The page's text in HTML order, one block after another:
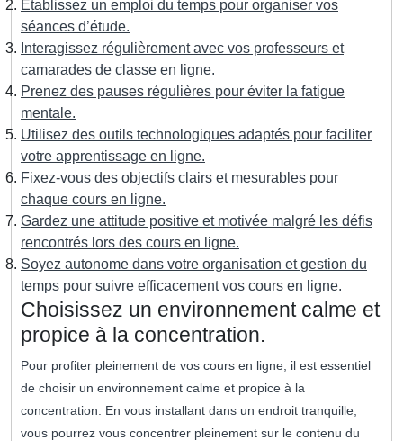
Établissez un emploi du temps pour organiser vos
séances d’étude.
Interagissez régulièrement avec vos professeurs et
camarades de classe en ligne.
Prenez des pauses régulières pour éviter la fatigue
mentale.
Utilisez des outils technologiques adaptés pour faciliter
votre apprentissage en ligne.
Fixez-vous des objectifs clairs et mesurables pour
chaque cours en ligne.
Gardez une attitude positive et motivée malgré les défis
rencontrés lors des cours en ligne.
Soyez autonome dans votre organisation et gestion du
temps pour suivre efficacement vos cours en ligne.
Choisissez un environnement calme et
propice à la concentration.
Pour profiter pleinement de vos cours en ligne, il est essentiel
de choisir un environnement calme et propice à la
concentration. En vous installant dans un endroit tranquille,
vous pourrez vous concentrer pleinement sur le contenu du